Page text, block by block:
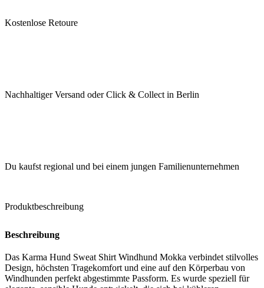
Kostenlose Retoure
Nachhaltiger Versand oder Click & Collect in Berlin
Du kaufst regional und bei einem jungen Familienunternehmen
Produktbeschreibung
Beschreibung
Das Karma Hund Sweat Shirt Windhund Mokka verbindet stilvolles
Design, höchsten Tragekomfort und eine auf den Körperbau von
Windhunden perfekt abgestimmte Passform. Es wurde speziell für